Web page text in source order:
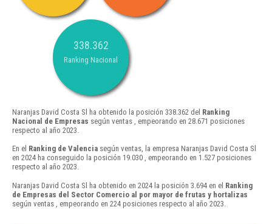
338.362
Ranking Nacional
Naranjas David Costa Sl ha obtenido la posición 338.362 del Ranking
Nacional de Empresas según ventas , empeorando en 28.671 posiciones
respecto al año 2023.
En el Ranking de Valencia según ventas, la empresa Naranjas David Costa Sl
en 2024 ha conseguido la posición 19.030 , empeorando en 1.527 posiciones
respecto al año 2023.
Naranjas David Costa Sl ha obtenido en 2024 la posición 3.694 en el Ranking
de Empresas del Sector Comercio al por mayor de frutas y hortalizas
según ventas , empeorando en 224 posiciones respecto al año 2023.